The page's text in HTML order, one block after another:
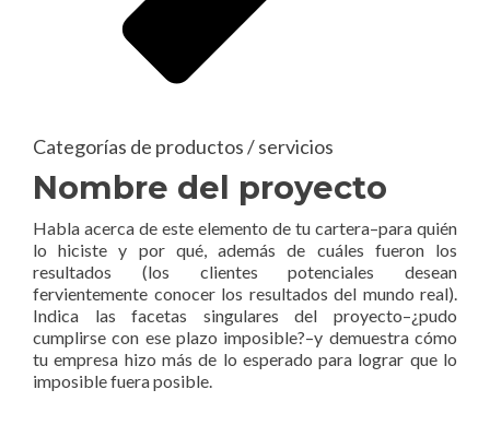
Categorías de productos / servicios
Nombre del proyecto
Habla acerca de este elemento de tu cartera–para quién
lo hiciste y por qué, además de cuáles fueron los
resultados (los clientes potenciales desean
fervientemente conocer los resultados del mundo real).
Indica las facetas singulares del proyecto–¿pudo
cumplirse con ese plazo imposible?–y demuestra cómo
tu empresa hizo más de lo esperado para lograr que lo
imposible fuera posible.